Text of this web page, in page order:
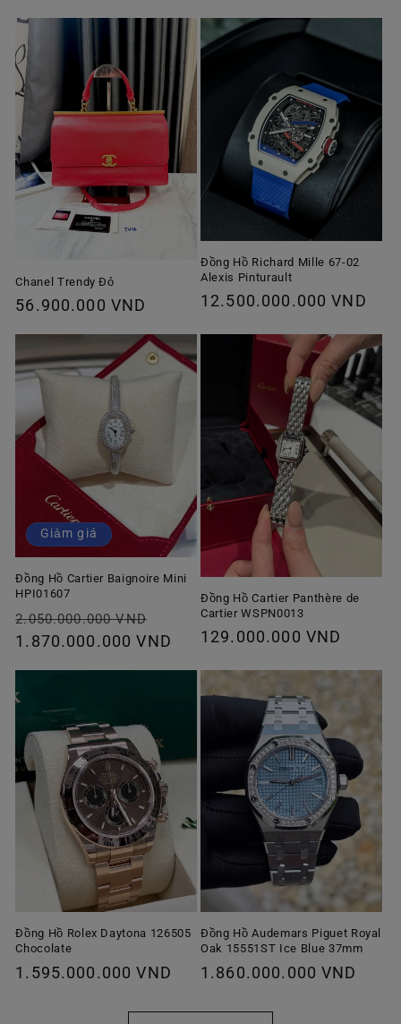
thường
thường
Chanel Trendy Đỏ
Giá
thường
56.900.000 VND
Đồng Hồ Richard Mille 67-02
Alexis Pinturault
Giá
12.500.000.000 VND
Giảm giá
Đồng Hồ Cartier Baignoire Mini
HPI01607
Giá
thông
2.050.000.000 VND
ưu
1.870.000.000 VND
Đồng Hồ Cartier Panthère de
Cartier WSPN0013
Giá
thường
129.000.000 VND
Đồng Hồ Rolex Daytona 126505
Chocolate
Giá
1.595.000.000 VND
Đồng Hồ Audemars Piguet Royal
Oak 15551ST Ice Blue 37mm
Giá
thường
1.860.000.000 VND